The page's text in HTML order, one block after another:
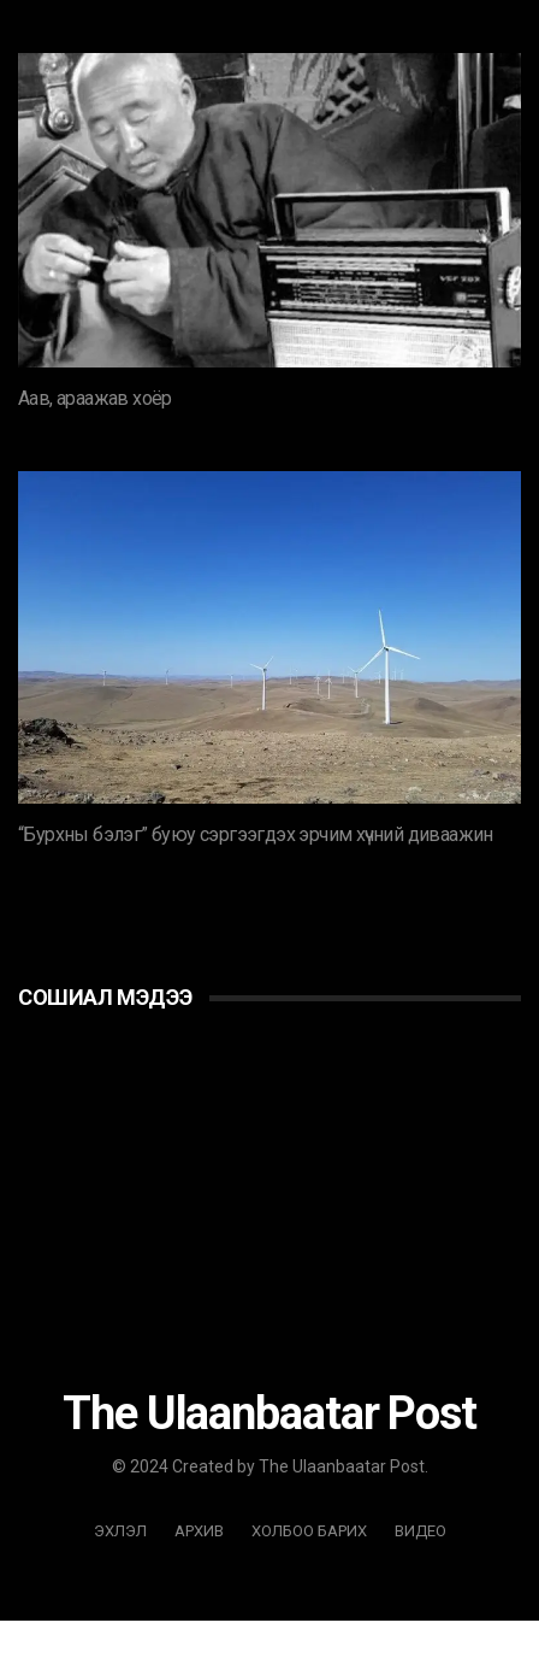
Аав, араажав хоёр
“Бурхны бэлэг” буюу сэргээгдэх эрчим хүчний диваажин
СОШИАЛ МЭДЭЭ
The Ulaanbaatar Post
© 2024 Created by The Ulaanbaatar Post.
ЭХЛЭЛ АРХИВ ХОЛБОО БАРИХ ВИДЕО